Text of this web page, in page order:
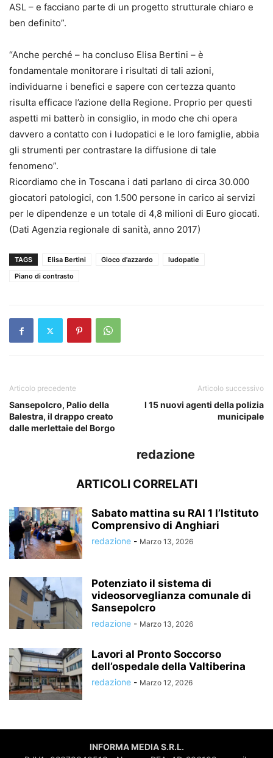
ASL – e facciano parte di un progetto strutturale chiaro e
ben definito”.
“Anche perché – ha concluso Elisa Bertini – è
fondamentale monitorare i risultati di tali azioni,
individuarne i benefici e sapere con certezza quanto
risulta efficace l’azione della Regione. Proprio per questi
aspetti mi batterò in consiglio, in modo che chi opera
davvero a contatto con i ludopatici e le loro famiglie, abbia
gli strumenti per contrastare la diffusione di tale
fenomeno”.
Ricordiamo che in Toscana i dati parlano di circa 30.000
giocatori patologici, con 1.500 persone in carico ai servizi
per le dipendenze e un totale di 4,8 milioni di Euro giocati.
(Dati Agenzia regionale di sanità, anno 2017)
TAGS Elisa Bertini Gioco d'azzardo
ludopatie
Piano di contrasto
Articolo precedente
Sansepolcro, Palio della
Balestra, il drappo creato
dalle merlettaie del Borgo
Articolo successivo
I 15 nuovi agenti della polizia
municipale
redazione
ARTICOLI CORRELATI
Sabato mattina su RAI 1 l’Istituto
Comprensivo di Anghiari
redazione - Marzo 13, 2026
Potenziato il sistema di
videosorveglianza comunale di
Sansepolcro
redazione - Marzo 13, 2026
Lavori al Pronto Soccorso
dell’ospedale della Valtiberina
redazione - Marzo 12, 2026
INFORMA MEDIA S.R.L.